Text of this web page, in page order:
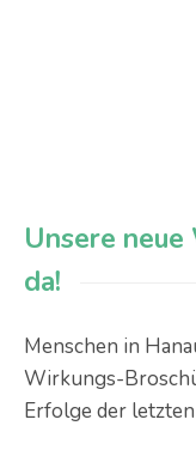
Unsere
da!
Menschen in
Wirkungs-
Erfolge der letzten